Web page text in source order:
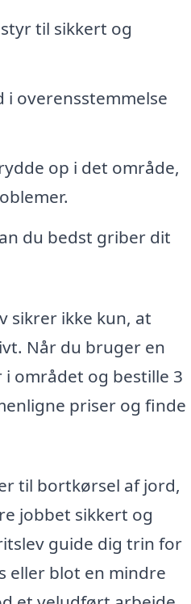
til sikkert og
i overensstemmelse
op i det område,
du bedst griber dit
sikrer ikke kun, at
Når du bruger en
området og bestille 3
priser og finde
til bortkørsel af jord,
jobbet sikkert og
guide dig trin for
eller blot en mindre